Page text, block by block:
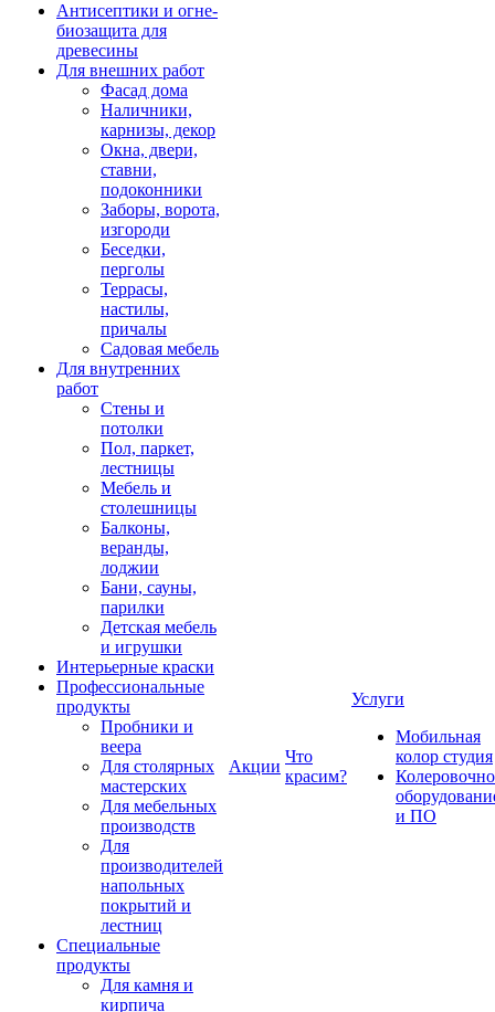
Антисептики и огне-
биозащита для
древесины
Для внешних работ
Фасад дома
Наличники,
карнизы, декор
Окна, двери,
ставни,
подоконники
Заборы, ворота,
изгороди
Беседки,
перголы
Террасы,
настилы,
причалы
Садовая мебель
Для внутренних
работ
Стены и
потолки
Пол, паркет,
лестницы
Мебель и
столешницы
Балконы,
веранды,
лоджии
Бани, сауны,
парилки
Детская мебель
и игрушки
Интерьерные краски
Профессиональные
продукты
Пробники и
веера
Для столярных
мастерских
Для мебельных
производств
Для
производителей
напольных
покрытий и
лестниц
Специальные
продукты
Для камня и
кирпича
Акции
Что
красим?
Услуги
Мобильная
колор студия
и ПО